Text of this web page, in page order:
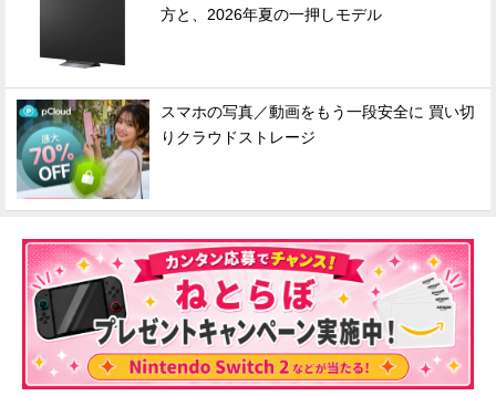
方と、2026年夏の一押しモデル
スマホの写真／動画をもう一段安全に 買い切
りクラウドストレージ